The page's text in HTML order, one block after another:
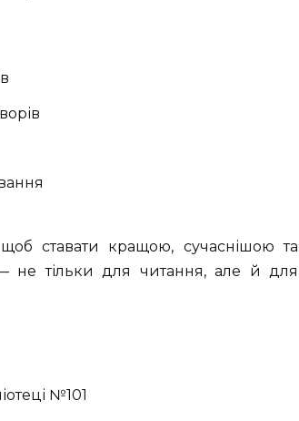
ставати кращою, сучаснішою та
— не тільки для читання, але й для